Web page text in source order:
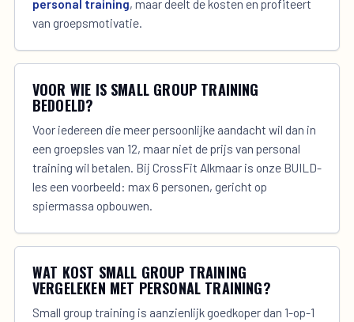
personal training, maar deelt de kosten en profiteert
van groepsmotivatie.
VOOR WIE IS SMALL GROUP TRAINING
BEDOELD?
Voor iedereen die meer persoonlijke aandacht wil dan in
een groepsles van 12, maar niet de prijs van personal
training wil betalen. Bij CrossFit Alkmaar is onze BUILD-
les een voorbeeld: max 6 personen, gericht op
spiermassa opbouwen.
WAT KOST SMALL GROUP TRAINING
VERGELEKEN MET PERSONAL TRAINING?
Small group training is aanzienlijk goedkoper dan 1-op-1